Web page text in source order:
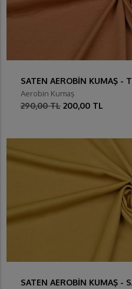
SATEN AEROBİN KUMAŞ -
Aerobin Kumaş
290,00 TL 200,00 TL
SATEN AEROBİN KUMAŞ -